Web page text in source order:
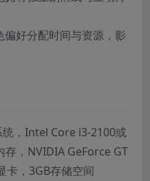
好分配时间与资源，影
，Intel Core i3-2100或
存，NVIDIA GeForce GT
卡，3GB存储空间